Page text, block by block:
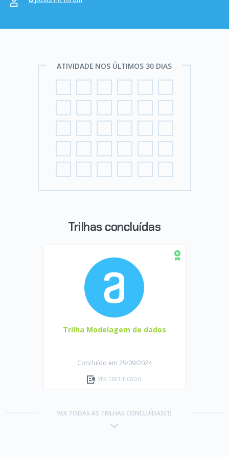
ATIVIDADE NOS ÚLTIMOS 30 DIAS
Trilhas concluídas
Trilha Modelagem de dados
Concluído em 25/09/2024
VER CERTIFICADO
VER TODAS AS TRILHAS CONCLUÍDAS(1)